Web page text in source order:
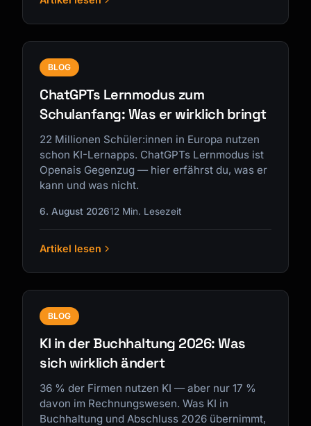
BLOG
ChatGPTs Lernmodus zum
Schulanfang: Was er wirklich bringt
22 Millionen Schüler:innen in Europa nutzen
schon KI-Lernapps. ChatGPTs Lernmodus ist
Openais Gegenzug — hier erfährst du, was er
kann und was nicht.
6. August 202612 Min. Lesezeit
Artikel lesen
BLOG
KI in der Buchhaltung 2026: Was
sich wirklich ändert
36 % der Firmen nutzen KI — aber nur 17 %
davon im Rechnungswesen. Was KI in
Buchhaltung und Abschluss 2026 übernimmt,
Kai